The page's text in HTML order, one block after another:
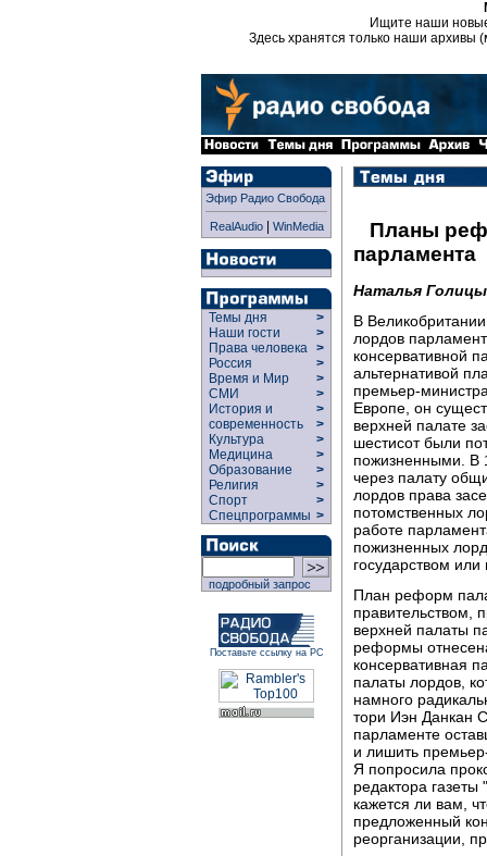
Ищите наши
Здесь хранятся только наши архивы
Эфир Радио Свобода
RealAudio| WinMedia
Темы дня
>
Наши гости
>
Права человека >
Россия
>
Время и Мир
>
СМИ
>
История и
современность
>
>
Культура
>
Медицина
>
Образование
>
Религия
>
Спорт
>
Спецпрограммы >
подробный запрос
Поставьте ссылку на РС
Планы
парламента
Наталья
В
лордов
консервативной
альтернативой
премьер-
Европе, он
верхней палате
шестисот были
пожизненными. В
через палату
лордов права
потомственных
работе
пожизненных
государством
План реформ
правительством,
верхней палаты
реформы
консервативная
палаты лордов,
намного
тори Иэн Данкан
парламенте
и лишить
Я попросила
редактора
кажется ли вам,
предложенный
реорганизации,